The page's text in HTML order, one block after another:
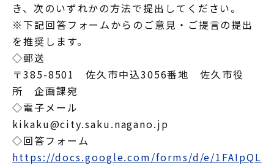
き、次のいずれかの方法で提出してください。
※下記回答フォームからのご意見・ご提言の提出
を推奨します。
◇郵送
〒385-8501 佐久市中込3056番地 佐久市役
所 企画課宛
◇電子メール
kikaku@city.saku.nagano.jp
◇回答フォーム
https://docs.google.com/forms/d/e/1FAIpQL